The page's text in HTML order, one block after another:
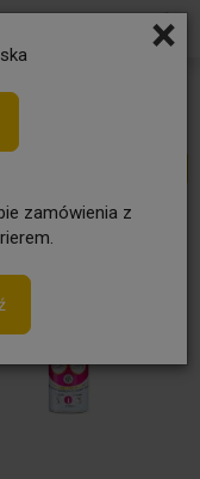
×
zamówienia z